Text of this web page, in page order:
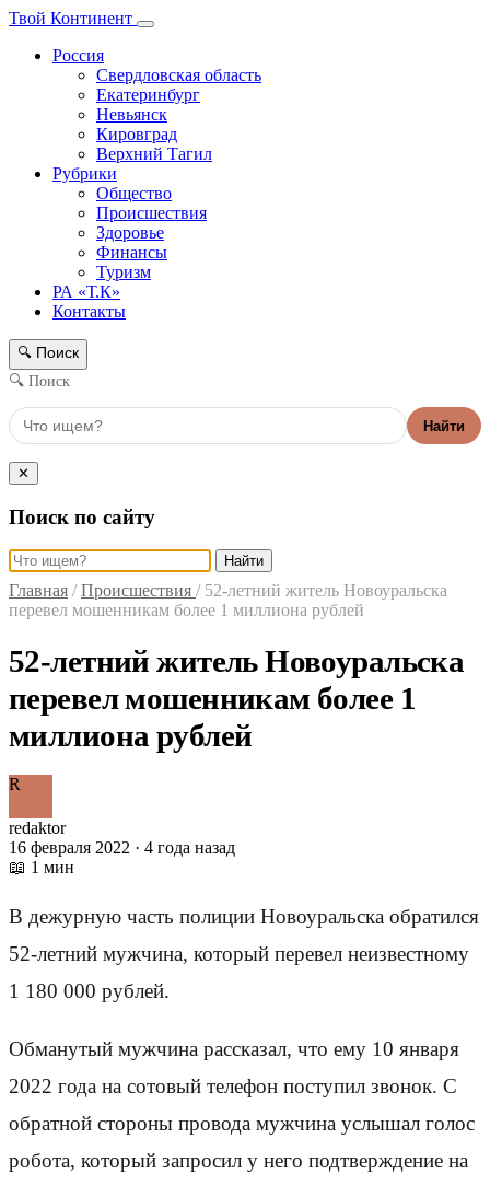
Твой Континент
Россия
Свердловская область
Екатеринбург
Невьянск
Кировград
Верхний Тагил
Рубрики
Общество
Происшествия
Здоровье
Финансы
Туризм
РА «Т.К»
Контакты
🔍 Поиск
🔍 Поиск
Найти
✕
Поиск по сайту
Найти
Главная / Происшествия / 52-летний житель Новоуральска
перевел мошенникам более 1 миллиона рублей
52-летний житель Новоуральска
перевел мошенникам более 1
миллиона рублей
R
redaktor
16 февраля 2022 · 4 года назад
📖 1 мин
В дежурную часть полиции Новоуральска обратился
52-летний мужчина, который перевел неизвестному
1 180 000 рублей.
Обманутый мужчина рассказал, что ему 10 января
2022 года на сотовый телефон поступил звонок. С
обратной стороны провода мужчина услышал голос
робота, который запросил у него подтверждение на